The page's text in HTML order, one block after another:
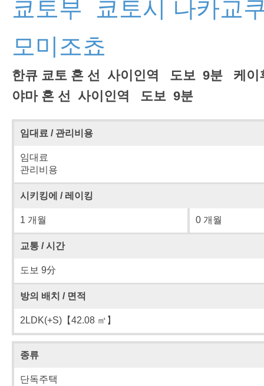
쿄토부 쿄토시 나카교
모미조쵸
한큐 쿄토 혼 선 사이인역 도보 9분 케이
야마 혼 선 사이인역 도보 9분
임대료 / 관리비용
임대료
관리비용
시키킹에 / 레이킹
1 개월 0 개월
교통 / 시간
도보 9分
방의 배치 / 면적
2LDK(+S)【42.08 ㎡】
종류
단독주택